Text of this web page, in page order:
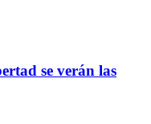
se verán las